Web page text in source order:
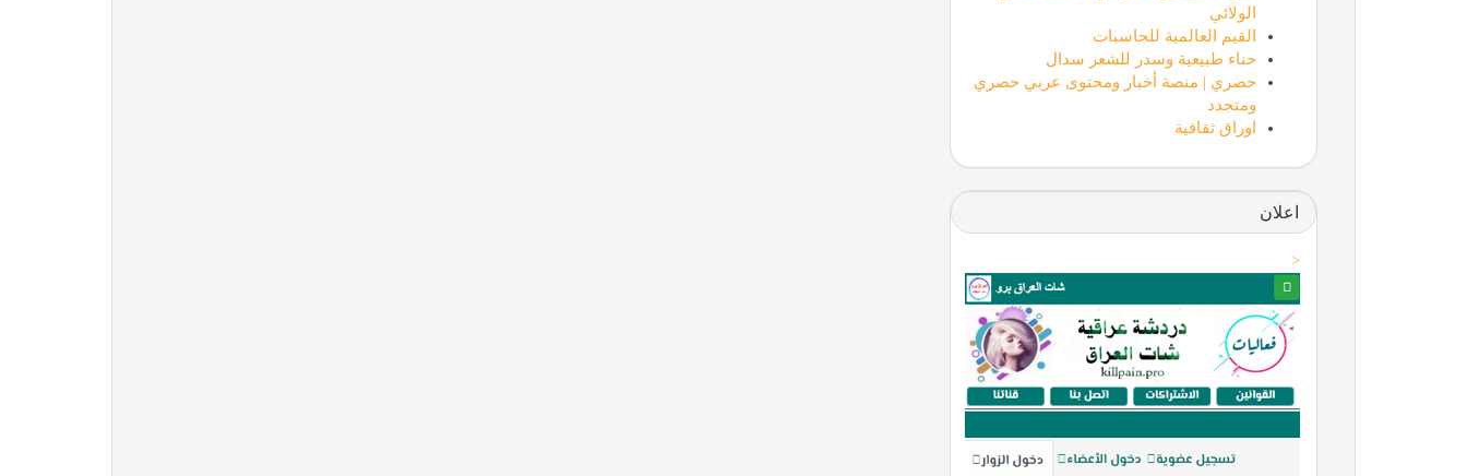
الولائي
القيم العالمية للحاسبات
حناء طبيعية وسدر للشعر سدال
حصري | منصة أخبار ومحتوى عربي حصري
ومتجدد
اوراق ثقافية
اعلان
<